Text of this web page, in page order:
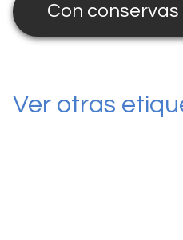
Con conservas
Ver otras